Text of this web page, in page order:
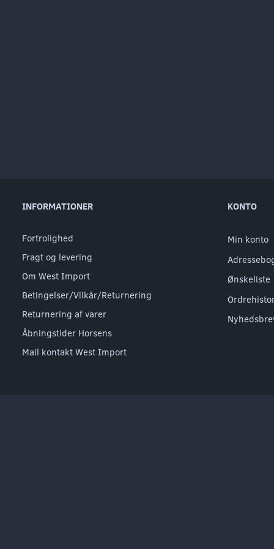
INFORMATIONER
Fortrolighed
Fragt og levering
Om West Import
Betingelser/Vilkår/Returnering
Returnering af varer
Åbningstider Horsens
Mail kontakt West Import
KONTO
Min konto
Ønskeliste